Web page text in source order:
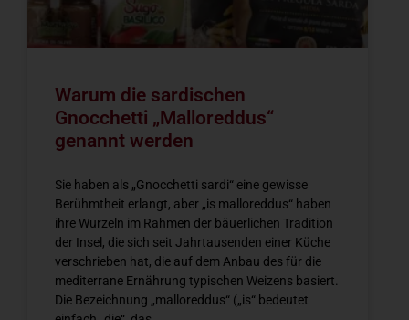
Warum die sardischen
Gnocchetti „Malloreddus“
genannt werden
Sie haben als „Gnocchetti sardi“ eine gewisse
Berühmtheit erlangt, aber „is malloreddus“ haben
ihre Wurzeln im Rahmen der bäuerlichen Tradition
der Insel, die sich seit Jahrtausenden einer Küche
verschrieben hat, die auf dem Anbau des für die
mediterrane Ernährung typischen Weizens basiert.
Die Bezeichnung „malloreddus“ („is“ bedeutet